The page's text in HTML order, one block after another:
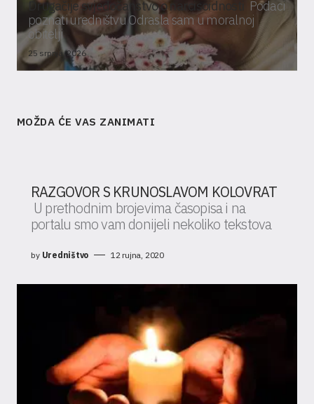
Drugačije svjedočanstvo o narcisoidnosti
Podaci
poznati uredništvu Odrasla sam u moralnoj
obitelji
25 srpnja, 2026
MOŽDA ĆE VAS ZANIMATI
RAZGOVOR S KRUNOSLAVOM KOLOVRAT
U prethodnim brojevima časopisa i na
portalu smo vam donijeli nekoliko tekstova
by Uredništvo 12 rujna, 2020